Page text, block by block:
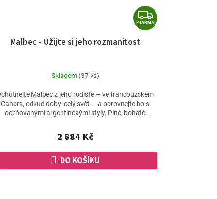
Z
D
ZDARMA
Malbec - Užijte si jeho rozmanitost
Skladem (37 ks)
2 884 Kč
DO KOŠÍKU
Malbec z jeho rodiště — ve francouzském
Cahors, odkud dobyl celý svět — a porovnejte ho s
oceňovanými argentinскými styly. Plné, bohaté